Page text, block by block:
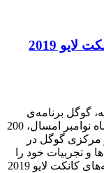
همه‌ی آن‌چه که باید برای نام‌نویسی کانکت لایو 2019
گوگل برنامه‌ی
گردهمایی جهانی راهنمایان محلی را دارد. در ماه نوامبر امسال، 200
مرکزی گوگل در
و تجربیات خود را
از این پروژه‌ی بزرگ به اشتراک بگذارند. برنامه‌های کانکت لایو 2019